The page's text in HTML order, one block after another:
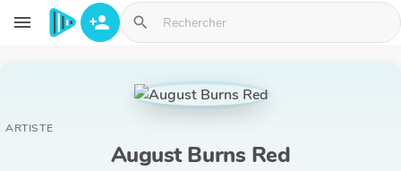
Aller au contenu principal
menu person_add search
ARTISTE
August Burns Red